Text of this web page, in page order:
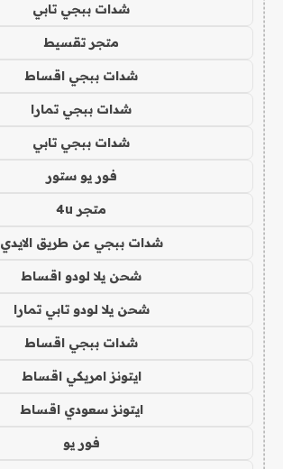
شدات ببجي تابي
متجر تقسيط
شدات ببجي اقساط
شدات ببجي تمارا
شدات ببجي تابي
فور يو ستور
متجر 4u
شدات ببجي عن طريق الايدي
شحن يلا لودو اقساط
شحن يلا لودو تابي تمارا
شدات ببجي اقساط
ايتونز امريكي اقساط
ايتونز سعودي اقساط
فور يو